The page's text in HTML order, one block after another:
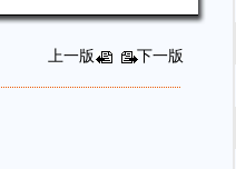
上一版 下一版